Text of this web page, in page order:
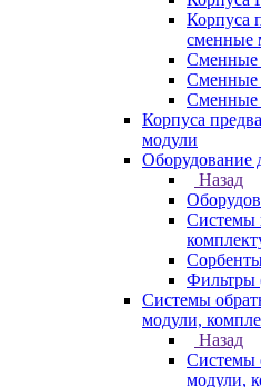
Корпуса
сменные
Сменные
Сменные
Сменные
Корпуса
модули
Оборудование
Назад
Системы
Фильтры
Системы
модули,
Назад
Системы
модули,